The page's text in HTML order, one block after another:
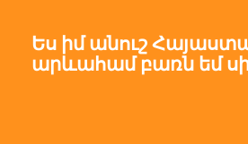
Ես իմ անուշ
արևահամ բառն եմ